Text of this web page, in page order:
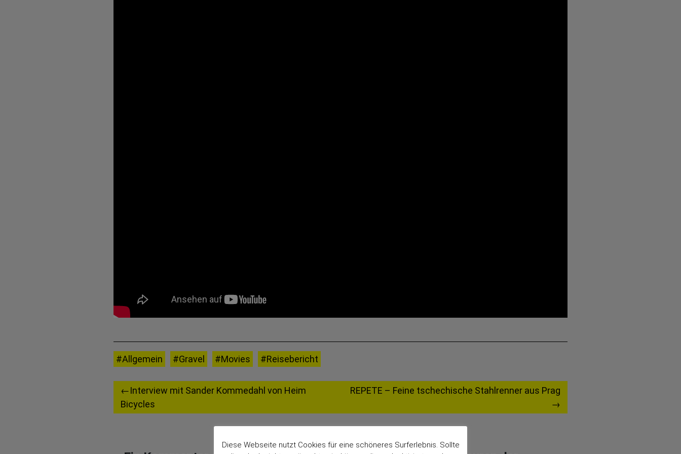
#Allgemein #Gravel #Movies #Reisebericht
Beitragsnavigation
Interview mit Sander Kommedahl von Heim
Bicycles
REPETE – Feine tschechische Stahlrenner aus Prag
Diese Webseite nutzt Cookies für eine schöneres Surferlebnis. Sollte